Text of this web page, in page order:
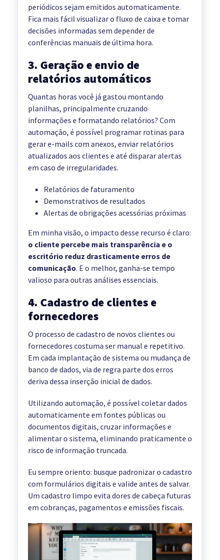
periódicos sejam emitidos automaticamente.
Fica mais fácil visualizar o fluxo de caixa e tomar
decisões informadas sem depender de
conferências manuais de última hora.
3. Geração e envio de
relatórios automáticos
Quantas horas você já gastou montando
planilhas, principalmente cruzando
informações e formatando relatórios? Com
automação, é possível programar rotinas para
gerar e-mails com anexos, enviar relatórios
atualizados aos clientes e até disparar alertas
em caso de irregularidades.
Relatórios de faturamento
Demonstrativos de resultados
Alertas de obrigações acessórias próximas
Em minha visão, o impacto desse recurso é claro:
o cliente percebe mais transparência e o
escritório reduz drasticamente erros de
comunicação. E o melhor, ganha-se tempo
valioso para outras análises essenciais.
4. Cadastro de clientes e
fornecedores
O processo de cadastro de novos clientes ou
fornecedores costuma ser manual e repetitivo.
Em cada implantação de sistema ou mudança de
banco de dados, via de regra parte dos erros
deriva dessa inserção inicial de dados.
Utilizando automação, é possível coletar dados
automaticamente em fontes públicas ou
documentos digitais, cruzar informações e
alimentar o sistema, eliminando praticamente o
risco de informação truncada.
Eu sempre oriento: busque padronizar o cadastro
com formulários digitais e valide antes de salvar.
Um cadastro limpo evita dores de cabeça futuras
em cobranças, pagamentos e emissões fiscais.